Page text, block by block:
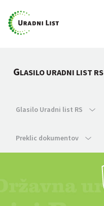
GLASILO URADNI LIST RS
Glasilo Uradni list RS
Preklic dokumentov